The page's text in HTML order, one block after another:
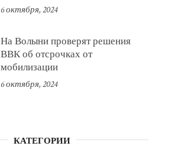
6 октября, 2024
На Волыни проверят решения
ВВК об отсрочках от
мобилизации
6 октября, 2024
КАТЕГОРИИ